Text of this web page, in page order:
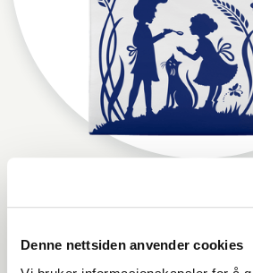
Denne nettsiden anvender cookies
Norgesmøllene